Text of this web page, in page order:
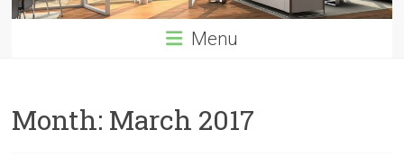
Menu
Month: March 2017